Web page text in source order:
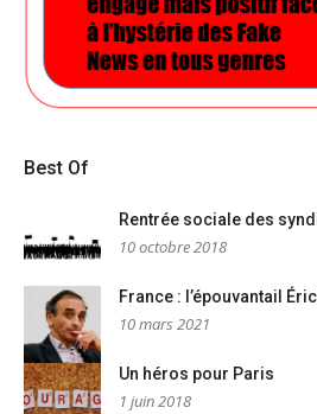
Best Of
Rentrée sociale des
10 octobre 2018
France : l’épouvantail
10 mars 2021
Un héros pour Paris
1 juin 2018